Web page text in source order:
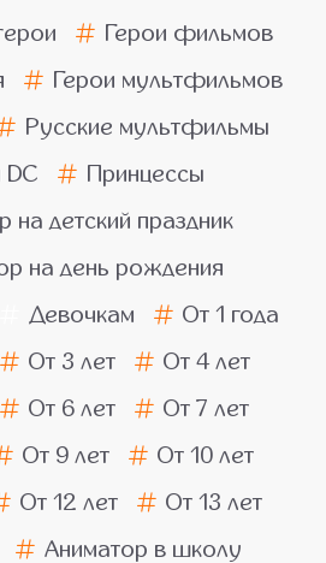
Герои фильмов
Герои мультфильмов
Русские мультфильмы
DC
Принцессы
на детский праздник
на день рождения
Девочкам
От 1 года
От 3 лет
От 4 лет
От 6 лет
От 7 лет
От 9 лет
От 10 лет
От 12 лет
От 13 лет
Аниматор в школу